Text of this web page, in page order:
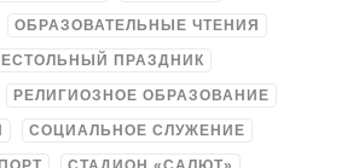
ОБРАЗОВАТЕЛЬНЫЕ ЧТЕНИЯ
ПРАЗДНИК
РЕЛИГИОЗНОЕ ОБРАЗОВАНИЕ
СОЦИАЛЬНОЕ СЛУЖЕНИЕ